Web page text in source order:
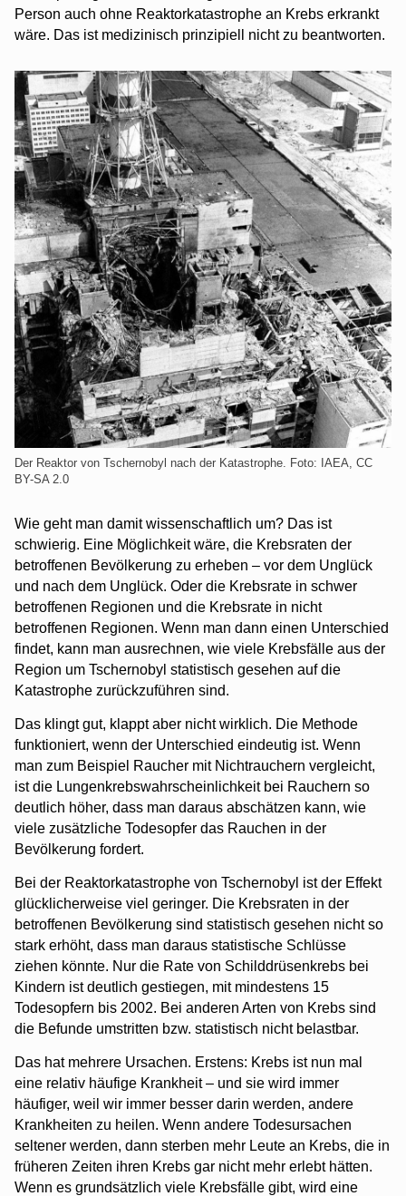
Person auch ohne Reaktorkatastrophe an Krebs erkrankt
wäre. Das ist medizinisch prinzipiell nicht zu beantworten.
Der Reaktor von Tschernobyl nach der Katastrophe. Foto: IAEA, CC
BY-SA 2.0
Wie geht man damit wissenschaftlich um? Das ist
schwierig. Eine Möglichkeit wäre, die Krebsraten der
betroffenen Bevölkerung zu erheben – vor dem Unglück
und nach dem Unglück. Oder die Krebsrate in schwer
betroffenen Regionen und die Krebsrate in nicht
betroffenen Regionen. Wenn man dann einen Unterschied
findet, kann man ausrechnen, wie viele Krebsfälle aus der
Region um Tschernobyl statistisch gesehen auf die
Katastrophe zurückzuführen sind.
Das klingt gut, klappt aber nicht wirklich. Die Methode
funktioniert, wenn der Unterschied eindeutig ist. Wenn
man zum Beispiel Raucher mit Nichtrauchern vergleicht,
ist die Lungenkrebswahrscheinlichkeit bei Rauchern so
deutlich höher, dass man daraus abschätzen kann, wie
viele zusätzliche Todesopfer das Rauchen in der
Bevölkerung fordert.
Bei der Reaktorkatastrophe von Tschernobyl ist der Effekt
glücklicherweise viel geringer. Die Krebsraten in der
betroffenen Bevölkerung sind statistisch gesehen nicht so
stark erhöht, dass man daraus statistische Schlüsse
ziehen könnte. Nur die Rate von Schilddrüsenkrebs bei
Kindern ist deutlich gestiegen, mit mindestens 15
Todesopfern bis 2002. Bei anderen Arten von Krebs sind
die Befunde umstritten bzw. statistisch nicht belastbar.
Das hat mehrere Ursachen. Erstens: Krebs ist nun mal
eine relativ häufige Krankheit – und sie wird immer
häufiger, weil wir immer besser darin werden, andere
Krankheiten zu heilen. Wenn andere Todesursachen
seltener werden, dann sterben mehr Leute an Krebs, die in
früheren Zeiten ihren Krebs gar nicht mehr erlebt hätten.
Wenn es grundsätzlich viele Krebsfälle gibt, wird eine